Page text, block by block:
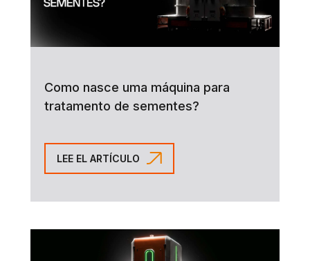
Como nasce uma máquina para
tratamento de sementes?
LEE EL ARTÍCULO